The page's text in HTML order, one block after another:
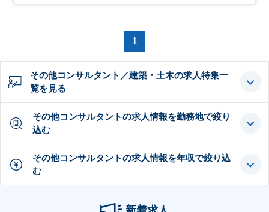
1
その他コンサルタント／建築・土木の求人特集一
覧を見る
その他コンサルタントの求人情報を勤務地で絞り
込む
その他コンサルタントの求人情報を年収で絞り込
む